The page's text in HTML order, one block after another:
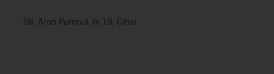
Str. Aron Pumnul, nr 19, Cihei